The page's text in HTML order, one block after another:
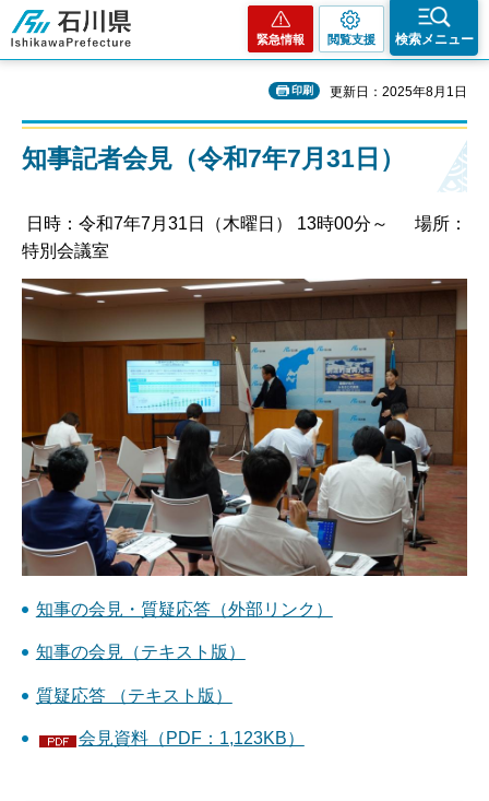
石川県
緊急情報 閲覧支援 検索メニュー
印刷 更新日：2025年8月1日
知事記者会見（令和7年7月31日）
日時：令和7年7月31日（木曜日） 13時00分～ 場所：
特別会議室
知事の会見・質疑応答（外部リンク）
知事の会見（テキスト版）
質疑応答 （テキスト版）
会見資料（PDF：1,123KB）